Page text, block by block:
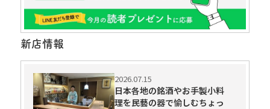
新店情報
2026.07.15
日本各地の銘酒やお手製小料
理を民藝の器で愉しむちょっ